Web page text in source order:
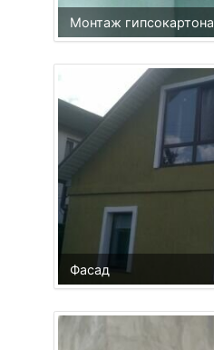
Монтаж гипсокартона
Фасад